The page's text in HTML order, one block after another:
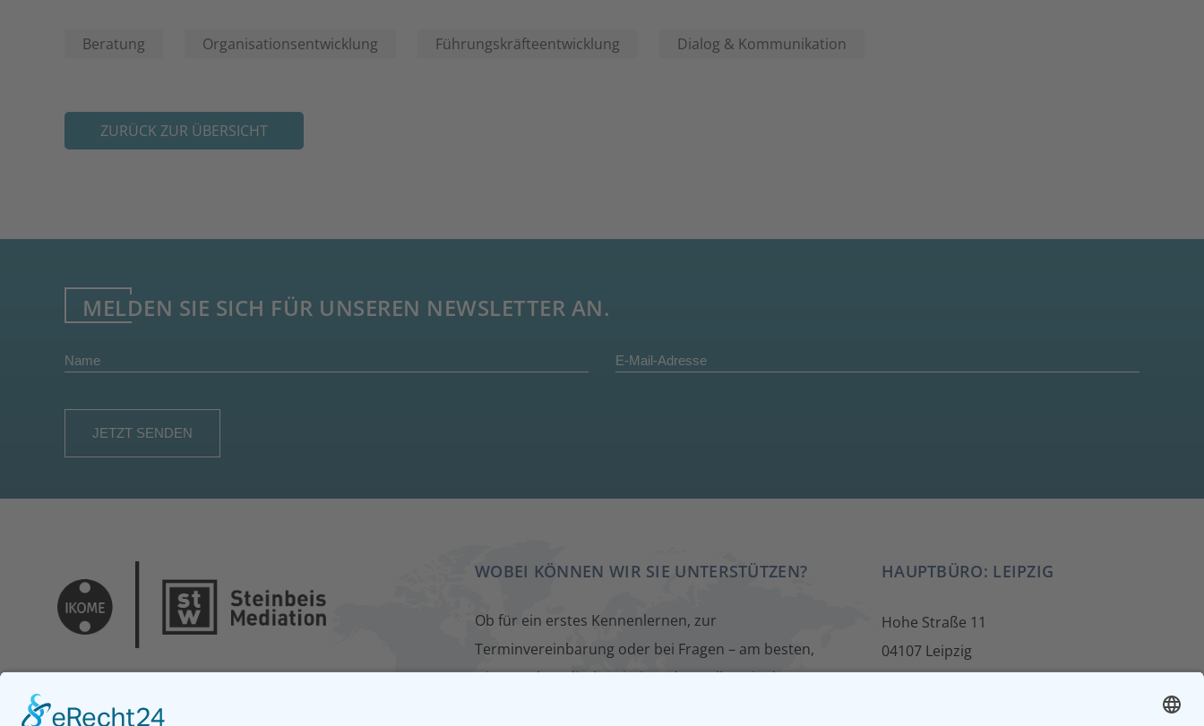
Beratung Organisationsentwicklung Führungskräfteentwicklung Dialog & Kommunikation
ZURÜCK ZUR ÜBERSICHT
MELDEN SIE SICH FÜR UNSEREN NEWSLETTER AN.
WOBEI KÖNNEN WIR SIE UNTERSTÜTZEN?
Ob für ein erstes Kennenlernen, zur
Terminvereinbarung oder bei Fragen – am besten,
wir sprechen direkt miteinander. Füllen Sie dazu
HAUPTBÜRO: LEIPZIG
Hohe Straße 11
04107 Leipzig